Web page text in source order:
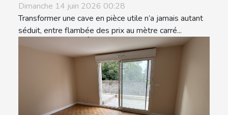
Dimanche 14 juin 2026 00:28
Transformer une cave en pièce utile n’a jamais autant
séduit, entre flambée des prix au mètre carré...